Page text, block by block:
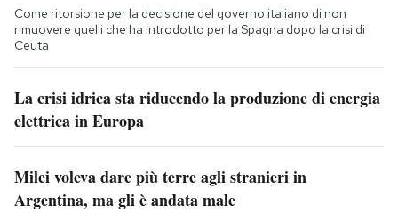
Come ritorsione per la decisione del governo italiano di non
rimuovere quelli che ha introdotto per la Spagna dopo la crisi di
Ceuta
La crisi idrica sta riducendo la produzione di energia
elettrica in Europa
Milei voleva dare più terre agli stranieri in
Argentina, ma gli è andata male